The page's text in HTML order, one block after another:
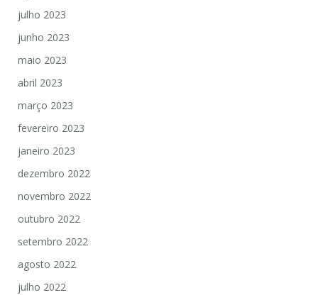
julho 2023
junho 2023
maio 2023
abril 2023
março 2023
fevereiro 2023
janeiro 2023
dezembro 2022
novembro 2022
outubro 2022
setembro 2022
agosto 2022
julho 2022